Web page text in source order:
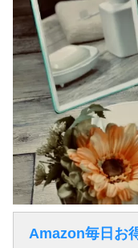
Amazon毎日お